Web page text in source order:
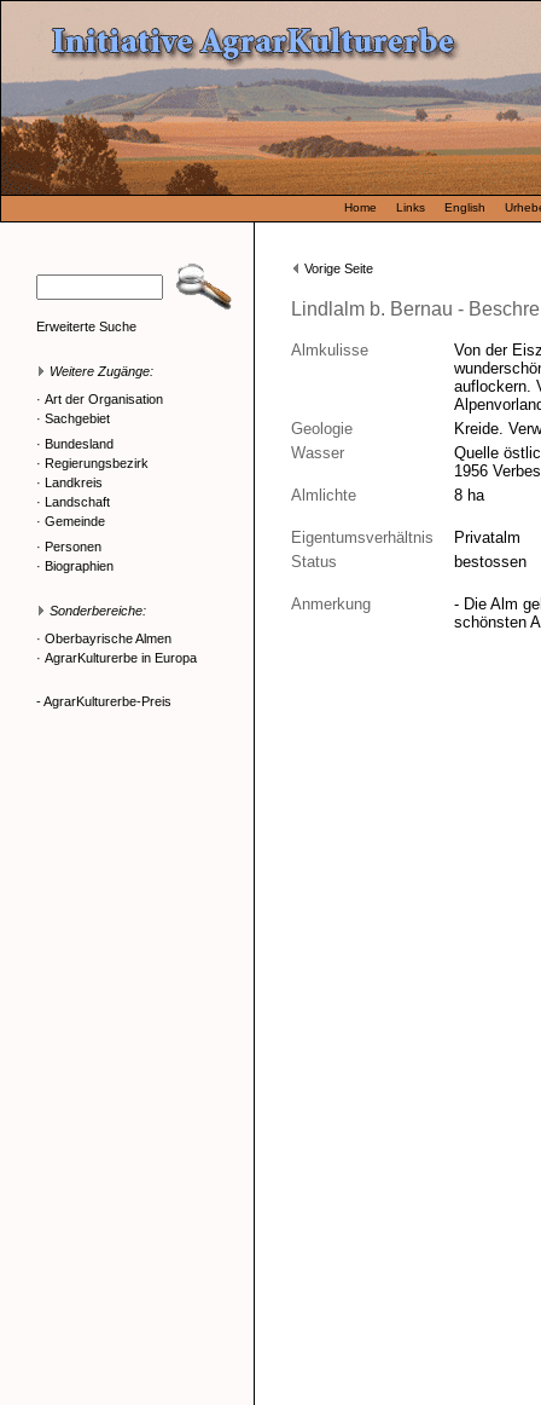
Home Links English
Erweiterte Suche
Weitere Zugänge:
· Art der Organisation
· Sachgebiet
· Bundesland
· Regierungsbezirk
· Landkreis
· Landschaft
· Gemeinde
· Personen
· Biographien
Sonderbereiche:
· Oberbayrische Almen
· AgrarKulturerbe in Europa
- AgrarKulturerbe-Preis
Vorige Seite
Lindlalm b. Bernau -
Almkulisse
Von der
auflockern.
Geologie
Kreide.
Wasser
Quelle
1956
Almlichte
8 ha
Eigentumsverhältnis
Privatalm
Status
bestossen
Anmerkung
- Die Alm
schönsten